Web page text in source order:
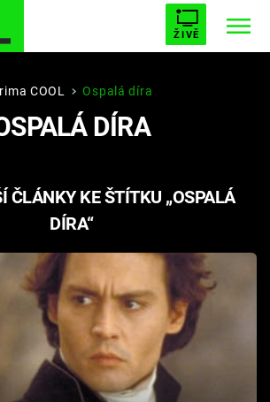
ŽIVĚ
BUFFY, PŘEMOŽITELKA UPÍRŮ
KOTEL AVENGERS 5
COOL Ospalá díra
DÍRA
ČLÁNKY KE ŠTÍTKU „OSPALÁ
DÍRA“